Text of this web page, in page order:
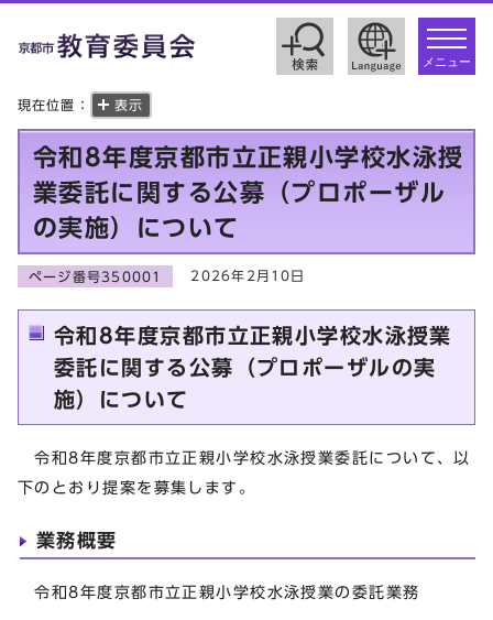
toggle
メニュー
現在位置： 表示
令和8年度京都市立正親小学校水泳授
業委託に関する公募（プロポーザル
の実施）について
ページ番号350001 2026年2月10日
令和8年度京都市立正親小学校水泳授業
委託に関する公募（プロポーザルの実
施）について
令和8年度京都市立正親小学校水泳授業委託について、以
下のとおり提案を募集します。
業務概要
令和8年度京都市立正親小学校水泳授業の委託業務